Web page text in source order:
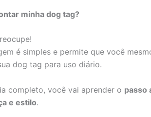
minha dog tag?
é simples e permite que você
dog tag para uso diário.
completo, você vai aprender o passo
e estilo.